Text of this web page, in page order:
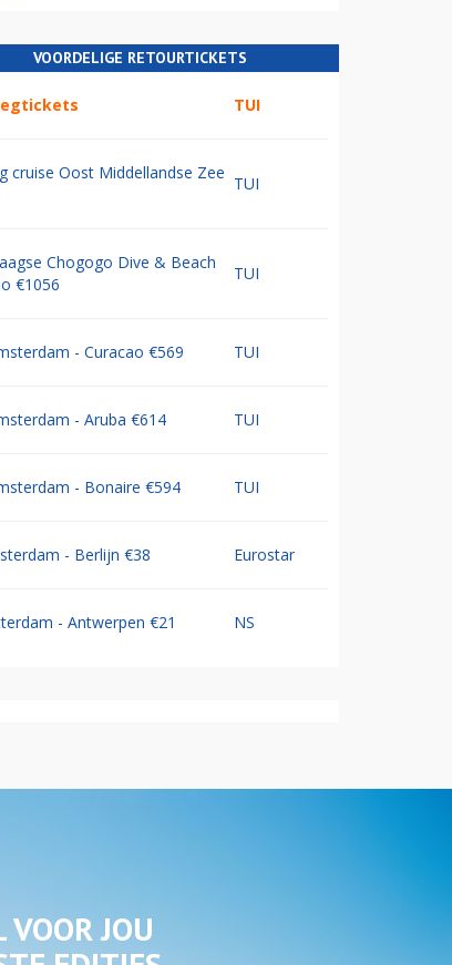
VOORDELIGE RETOURTICKETS
TUI
cruise Oost Middellandse Zee
TUI
Chogogo Dive & Beach
€1056
TUI
- Curacao €569 TUI
- Aruba €614 TUI
- Bonaire €594 TUI
- Berlijn €38 Eurostar
- Antwerpen €21 NS
VOOR JOU